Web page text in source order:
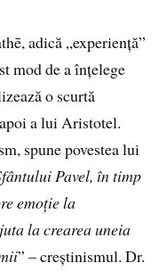
adică „experiență”
mod de a înțelege
o scurtă
a lui Aristotel.
spune povestea lui
Pavel, în timp
emoție la
la crearea uneia
” – creștinismul. Dr.